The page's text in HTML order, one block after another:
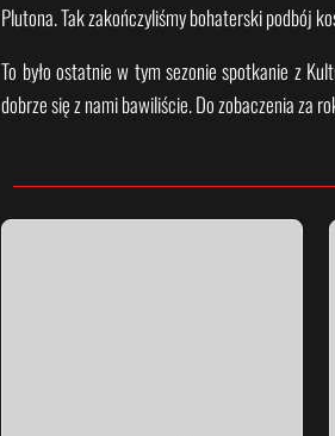
Plutona. Tak zakończyliśmy bohaterski podbój
To było ostatnie w tym sezonie spotkanie z
dobrze się z nami bawiliście. Do zobaczenia za